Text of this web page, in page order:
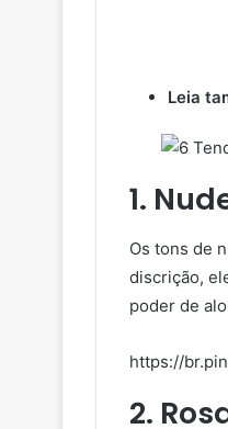
Leia
1.
Os tons de
discrição,
poder de
https://
2.